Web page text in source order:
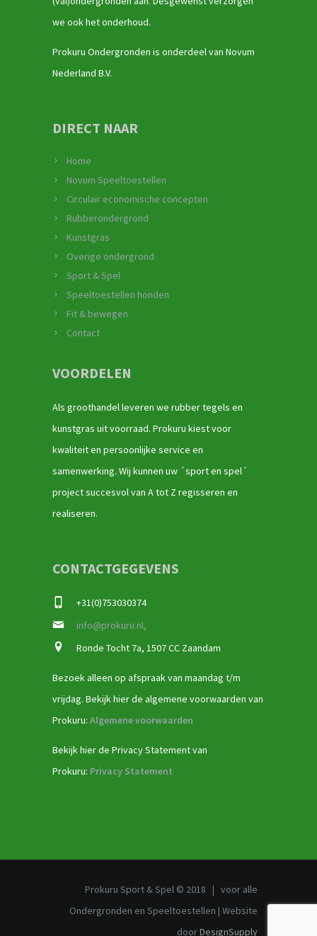
we ook het onderhoud.
Prokuru Ondergronden is onderdeel van Novum
Nederland B.V.
DIRECT NAAR
Home
Novum Speeltoestellen
Circulair economische concepten
Rubberondergrond
Kunstgras
Overige ondergrond
Sport & Spel
Speeltoestellen honden
Fit & bewegen
Contact
VOORDELEN
Als groothandel leveren we rubber tegels en
kunstgras uit voorraad. Prokuru kiest voor
kwaliteit en persoonlijke service en
samenwerking. Wij kunnen uw ´sport en spel´
project succesvol van A tot Z regisseren en
realiseren.
CONTACTGEGEVENS
+31(0)753030374
info@prokuru.nl,
Ronde Tocht 7a, 1507 CC Zaandam
Bezoek alleen op afspraak van maandag t/m
vrijdag. Bekijk hier de algemene voorwaarden van
Prokuru: Algemene voorwaarden
Bekijk hier de Privacy Statement van
Prokuru: Privacy Statement
Prokuru Sport & Spel © 2018 | voor alle
Ondergronden en Speeltoestellen | Website
doorDesignSupply